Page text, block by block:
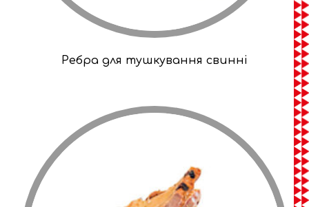
Ребра для тушкування свинні